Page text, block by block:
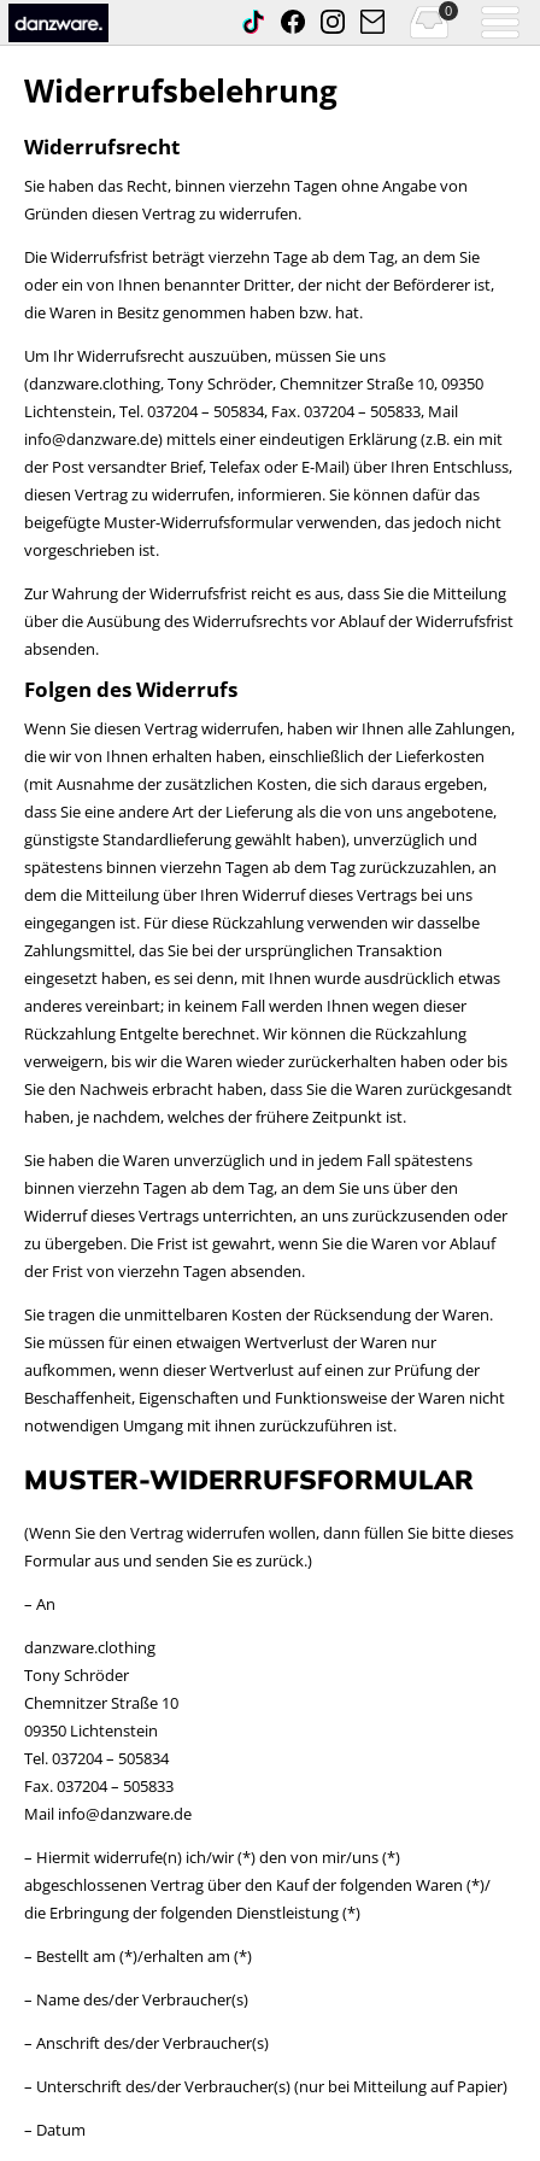
0
Widerrufsbelehrung
Widerrufsrecht
Sie haben das Recht, binnen vierzehn Tagen ohne Angabe von
Gründen diesen Vertrag zu widerrufen.
Die Widerrufsfrist beträgt vierzehn Tage ab dem Tag, an dem Sie
oder ein von Ihnen benannter Dritter, der nicht der Beförderer ist,
die Waren in Besitz genommen haben bzw. hat.
Um Ihr Widerrufsrecht auszuüben, müssen Sie uns
(danzware.clothing, Tony Schröder, Chemnitzer Straße 10, 09350
Lichtenstein, Tel. 037204 – 505834, Fax. 037204 – 505833, Mail
info@danzware.de) mittels einer eindeutigen Erklärung (z.B. ein mit
der Post versandter Brief, Telefax oder E-Mail) über Ihren Entschluss,
diesen Vertrag zu widerrufen, informieren. Sie können dafür das
beigefügte Muster-Widerrufsformular verwenden, das jedoch nicht
vorgeschrieben ist.
Zur Wahrung der Widerrufsfrist reicht es aus, dass Sie die Mitteilung
über die Ausübung des Widerrufsrechts vor Ablauf der Widerrufsfrist
absenden.
Folgen des Widerrufs
Wenn Sie diesen Vertrag widerrufen, haben wir Ihnen alle Zahlungen,
die wir von Ihnen erhalten haben, einschließlich der Lieferkosten
(mit Ausnahme der zusätzlichen Kosten, die sich daraus ergeben,
dass Sie eine andere Art der Lieferung als die von uns angebotene,
günstigste Standardlieferung gewählt haben), unverzüglich und
spätestens binnen vierzehn Tagen ab dem Tag zurückzuzahlen, an
dem die Mitteilung über Ihren Widerruf dieses Vertrags bei uns
eingegangen ist. Für diese Rückzahlung verwenden wir dasselbe
Zahlungsmittel, das Sie bei der ursprünglichen Transaktion
eingesetzt haben, es sei denn, mit Ihnen wurde ausdrücklich etwas
anderes vereinbart; in keinem Fall werden Ihnen wegen dieser
Rückzahlung Entgelte berechnet. Wir können die Rückzahlung
verweigern, bis wir die Waren wieder zurückerhalten haben oder bis
Sie den Nachweis erbracht haben, dass Sie die Waren zurückgesandt
haben, je nachdem, welches der frühere Zeitpunkt ist.
Sie haben die Waren unverzüglich und in jedem Fall spätestens
binnen vierzehn Tagen ab dem Tag, an dem Sie uns über den
Widerruf dieses Vertrags unterrichten, an uns zurückzusenden oder
zu übergeben. Die Frist ist gewahrt, wenn Sie die Waren vor Ablauf
der Frist von vierzehn Tagen absenden.
Sie tragen die unmittelbaren Kosten der Rücksendung der Waren.
Sie müssen für einen etwaigen Wertverlust der Waren nur
aufkommen, wenn dieser Wertverlust auf einen zur Prüfung der
Beschaffenheit, Eigenschaften und Funktionsweise der Waren nicht
notwendigen Umgang mit ihnen zurückzuführen ist.
MUSTER-WIDERRUFSFORMULAR
(Wenn Sie den Vertrag widerrufen wollen, dann füllen Sie bitte dieses
Formular aus und senden Sie es zurück.)
– An
danzware.clothing
Tony Schröder
Chemnitzer Straße 10
09350 Lichtenstein
Tel. 037204 – 505834
Fax. 037204 – 505833
Mail info@danzware.de
– Hiermit widerrufe(n) ich/wir (*) den von mir/uns (*)
abgeschlossenen Vertrag über den Kauf der folgenden Waren (*)/
die Erbringung der folgenden Dienstleistung (*)
– Bestellt am (*)/erhalten am (*)
– Name des/der Verbraucher(s)
– Anschrift des/der Verbraucher(s)
– Unterschrift des/der Verbraucher(s) (nur bei Mitteilung auf Papier)
– Datum